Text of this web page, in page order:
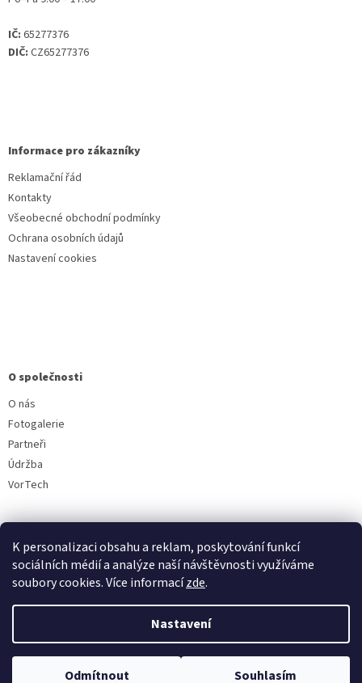
K personalizaci obsahu a reklam, poskytování funkcí
sociálních médií a analýze naší návštěvnosti využíváme
soubory cookies. Více informacízde.
Nastavení
Odmítnout Souhlasím
IČ: 65277376
DIČ: CZ65277376
Informace pro zákazníky
Reklamační řád
Kontakty
Všeobecné obchodní podmínky
Ochrana osobních údajů
Nastavení cookies
O společnosti
O nás
Fotogalerie
Partneři
Údržba
VorTech
Copyright 2026Aquavala.cz. Všechna práva vyhrazena.Upravit